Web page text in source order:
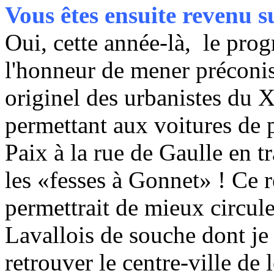
Vous êtes ensuite revenu
Oui, cette année-là, le
l'honneur de mener
originel des urbanistes du
permettant aux voitures de
Paix à la rue de Gaulle en
les «fesses à Gonnet» !
permettrait de mieux
Lavallois de souche dont
retrouver le centre-ville de